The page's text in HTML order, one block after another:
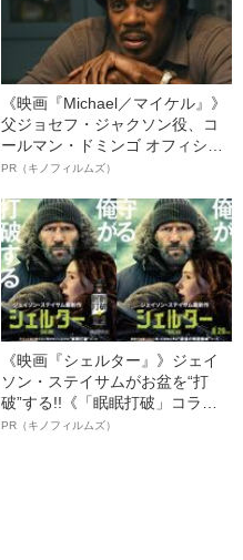
《映画『Michael／マイケル』》
父ジョセフ・ジャクソン役、コ
ールマン・ドミンゴ オフィシャ
ルインタビュー“観客を魅了した
語る”《日本興収70億円突破》
PR（キノフィルムズ）
《映画『シェルター』》ジェイ
ソン・ステイサムがお盆を“打
破”する!!《「眠眠打破」コラ
ボ》
PR（キノフィルムズ）